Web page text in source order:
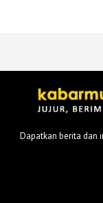
Dapatkan berita dan